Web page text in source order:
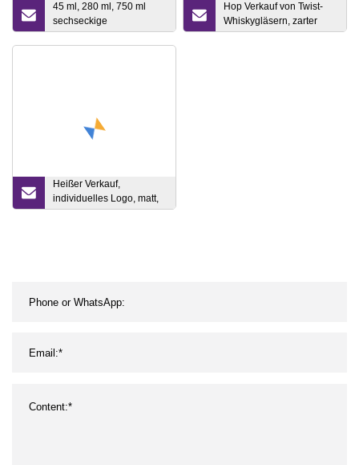
45 ml, 280 ml, 750 ml
sechseckige
Aufbewahrungsglasflasche,
Hop Verkauf von Twist-
Whiskygläsern, zarter
Weintrinkbecher,
Heißer Verkauf,
individuelles Logo, matt,
Heimdekoration,